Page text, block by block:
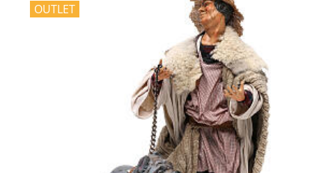
OUTLET